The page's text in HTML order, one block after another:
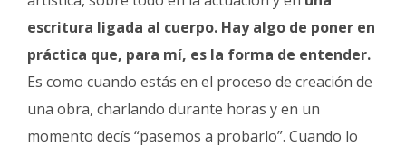
escritura ligada al cuerpo. Hay algo de poner en
práctica que, para mí, es la forma de entender.
Es como cuando estás en el proceso de creación de
una obra, charlando durante horas y en un
momento decís “pasemos a probarlo”. Cuando lo